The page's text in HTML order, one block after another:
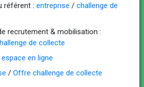
référent : entreprise / challenge de
recrutement & mobilisation :
de collecte
en ligne
/ Offre challenge de collecte